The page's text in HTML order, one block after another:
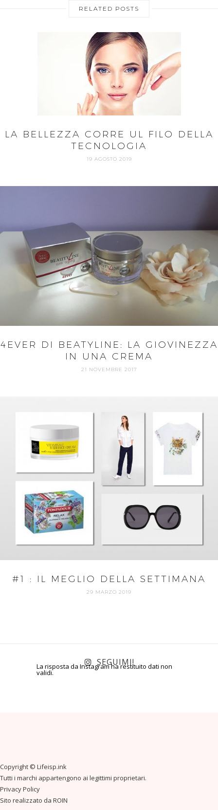
RELATED POSTS
LA BELLEZZA CORRE UL FILO DELLA
TECNOLOGIA
19 AGOSTO 2019
4EVER DI BEATYLINE: LA GIOVINEZZA
IN UNA CREMA
21 NOVEMBRE 2017
#1 : IL MEGLIO DELLA SETTIMANA
29 MARZO 2019
La risposta da Instagram ha restituito dati non
validi.
SEGUIMI!
Copyright © Lifeisp.ink
Tutti i marchi appartengono ai legittimi proprietari.
Privacy Policy
Sito realizzato da ROIN